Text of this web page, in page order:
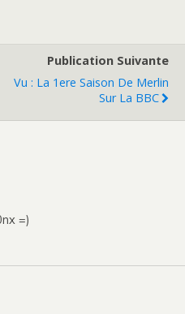
Publication Suivante
Vu : La 1ere Saison De Merlin
Sur La BBC
=)